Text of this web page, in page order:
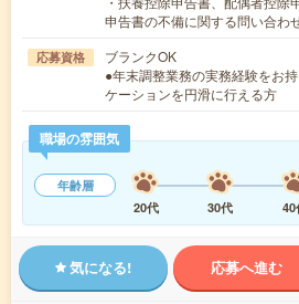
申告書の不備に関する問い合わ
応募資格
ブランクOK
●年末調整業務の実務経験をお
ケーションを円滑に行える方
職場の雰囲気
年齢層
20代
30代 40
気になる! 応募へ進む